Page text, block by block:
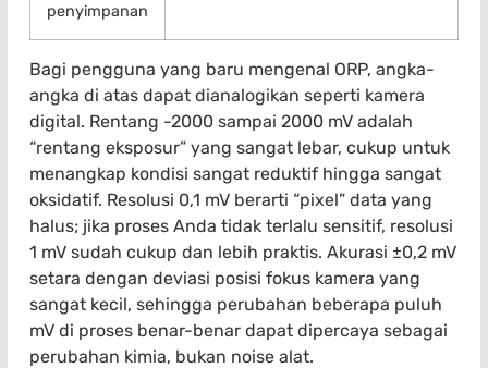
penyimpanan
Bagi pengguna yang baru mengenal ORP, angka-
angka di atas dapat dianalogikan seperti kamera
digital. Rentang -2000 sampai 2000 mV adalah
“rentang eksposur” yang sangat lebar, cukup untuk
menangkap kondisi sangat reduktif hingga sangat
oksidatif. Resolusi 0,1 mV berarti “pixel” data yang
halus; jika proses Anda tidak terlalu sensitif, resolusi
1 mV sudah cukup dan lebih praktis. Akurasi ±0,2 mV
setara dengan deviasi posisi fokus kamera yang
sangat kecil, sehingga perubahan beberapa puluh
mV di proses benar-benar dapat dipercaya sebagai
perubahan kimia, bukan noise alat.